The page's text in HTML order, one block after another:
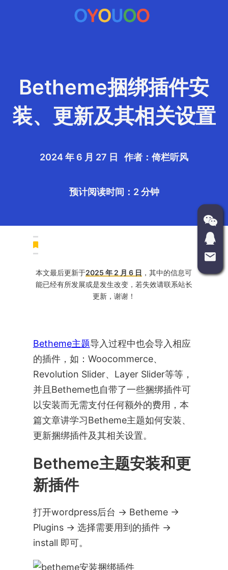
Betheme捆绑插件安
装、更新及其相关设置
2024 年 6 月 27 日 作者：倚栏听风
预计阅读时间：2 分钟
本文最后更新于2025 年 2 月 6 日 ，其中的信息可
能已经有所发展或是发生改变，若失效请联系站长
更新，谢谢！
Betheme主题导入过程中也会导入相应
的插件，如：Woocommerce、
Revolution Slider、Layer Slider等等，
并且Betheme也自带了一些捆绑插件可
以安装而无需支付任何额外的费用，本
篇文章讲学习Betheme主题如何安装、
更新捆绑插件及其相关设置。
Betheme主题安装和更
新插件
打开wordpress后台 -> Betheme ->
Plugins -> 选择需要用到的插件 ->
install 即可。